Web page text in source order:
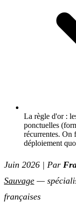
La règle d'or :
ponctuelles
récurrentes. On
déploiement
Juin 2026 | Par
Sauvage —
françaises